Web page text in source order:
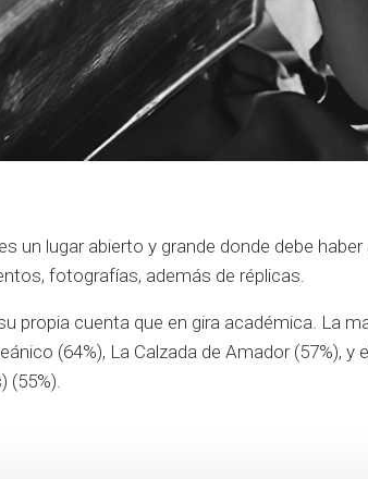
un lugar abierto y grande donde debe
fotografías, además de réplicas.
propia cuenta que en gira académica. La
(64%), La Calzada de Amador (57%), y
(55%).